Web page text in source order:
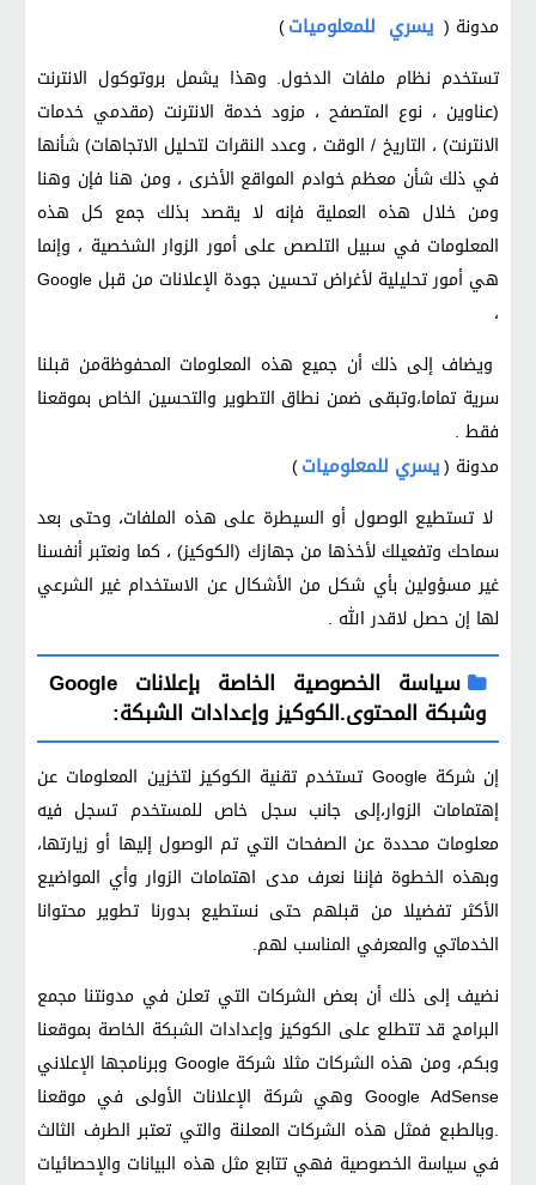
مدونة ( يسري للمعلوميات)
تستخدم نظام ملفات الدخول. وهذا يشمل بروتوكول الانترنت
(عناوين ، نوع المتصفح ، مزود خدمة الانترنت (مقدمي خدمات
الانترنت) ، التاريخ / الوقت ، وعدد النقرات لتحليل الاتجاهات) شأنها
في ذلك شأن معظم خوادم المواقع الأخرى ، ومن هنا فإن وهنا
ومن خلال هذه العملية فإنه لا يقصد بذلك جمع كل هذه
المعلومات في سبيل التلصص على أمور الزوار الشخصية ، وإنما
هي أمور تحليلية لأغراض تحسين جودة الإعلانات من قبل Google
،
ويضاف إلى ذلك أن جميع هذه المعلومات المحفوظةمن قبلنا
سرية تماما،وتبقى ضمن نطاق التطوير والتحسين الخاص بموقعنا
فقط .
مدونة (يسري للمعلوميات)
لا تستطيع الوصول أو السيطرة على هذه الملفات، وحتى بعد
سماحك وتفعيلك لأخذها من جهازك (الكوكيز) ، كما ونعتبر أنفسنا
غير مسؤولين بأي شكل من الأشكال عن الاستخدام غير الشرعي
لها إن حصل لاقدر الله .
سياسة الخصوصية الخاصة بإعلانات Google
وشبكة المحتوى.الكوكيز وإعدادات الشبكة:
إن شركة Google تستخدم تقنية الكوكيز لتخزين المعلومات عن
إهتمامات الزوار،إلى جانب سجل خاص للمستخدم تسجل فيه
معلومات محددة عن الصفحات التي تم الوصول إليها أو زيارتها،
وبهذه الخطوة فإننا نعرف مدى اهتمامات الزوار وأي المواضيع
الأكثر تفضيلا من قبلهم حتى نستطيع بدورنا تطوير محتوانا
الخدماتي والمعرفي المناسب لهم.
نضيف إلى ذلك أن بعض الشركات التي تعلن في مدونتنا مجمع
البرامج قد تتطلع على الكوكيز وإعدادات الشبكة الخاصة بموقعنا
وبكم، ومن هذه الشركات مثلا شركة Google وبرنامجها الإعلاني
Google AdSense وهي شركة الإعلانات الأولى في موقعنا
.وبالطبع فمثل هذه الشركات المعلنة والتي تعتبر الطرف الثالث
في سياسة الخصوصية فهي تتابع مثل هذه البيانات والإحصائيات